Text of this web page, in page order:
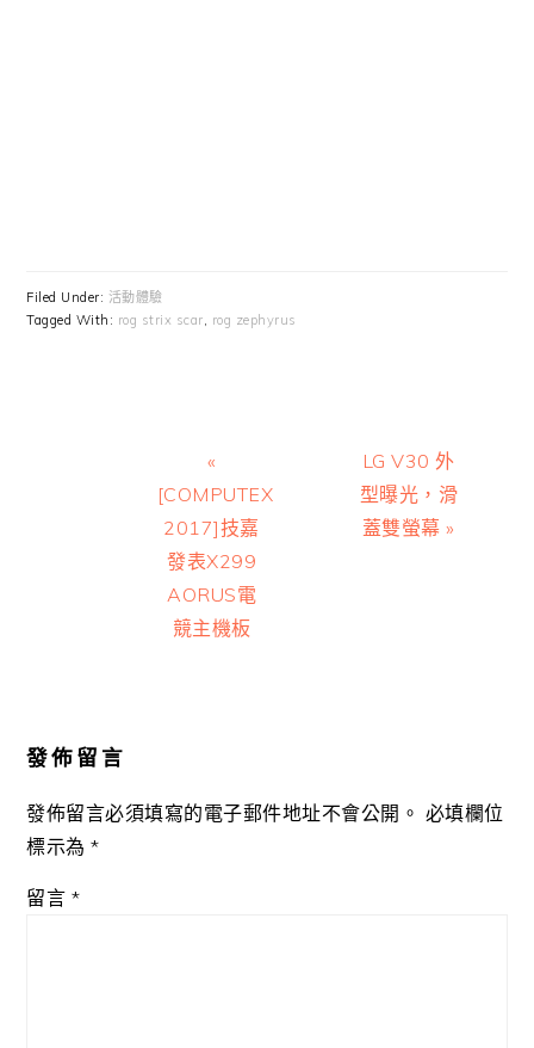
Filed Under: 活動體驗
Tagged With: rog strix scar, rog zephyrus
Previous
Post:
«
[COMPUTEX
2017]技嘉
發表X299
AORUS電
競主機板
Next
Post:
LG V30 外
型曝光，滑
蓋雙螢幕 »
發佈留言
發佈留言必須填寫的電子郵件地址不會公開。 必填欄位
標示為*
留言 *